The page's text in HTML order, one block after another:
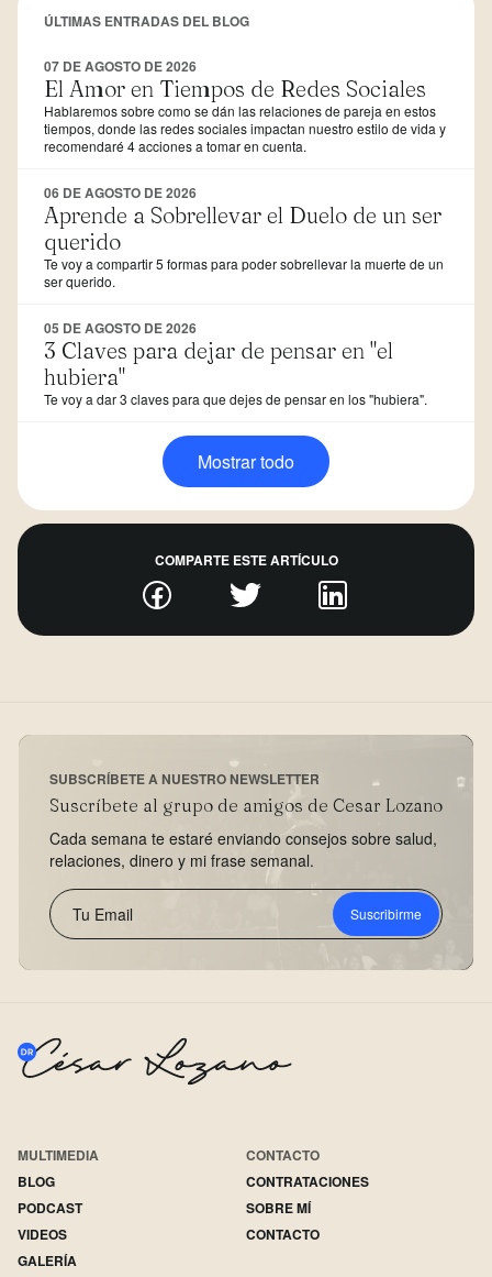
ÚLTIMAS ENTRADAS DEL BLOG
07 DE AGOSTO DE 2026
El Amor en Tiempos de Redes Sociales
Hablaremos sobre como se dán las relaciones de pareja en estos
tiempos, donde las redes sociales impactan nuestro estilo de vida y
recomendaré 4 acciones a tomar en cuenta.
06 DE AGOSTO DE 2026
Aprende a Sobrellevar el Duelo de un ser
querido
Te voy a compartir 5 formas para poder sobrellevar la muerte de un
ser querido.
05 DE AGOSTO DE 2026
3 Claves para dejar de pensar en "el
hubiera"
Te voy a dar 3 claves para que dejes de pensar en los "hubiera".
Mostrar todo
COMPARTE ESTE ARTÍCULO
SUBSCRÍBETE A NUESTRO NEWSLETTER
Suscríbete al grupo de amigos de Cesar Lozano
Cada semana te estaré enviando consejos sobre salud,
relaciones, dinero y mi frase semanal.
Suscribirme
MULTIMEDIA
BLOG
PODCAST
VIDEOS
GALERÍA
CONTACTO
CONTRATACIONES
SOBRE MÍ
CONTACTO